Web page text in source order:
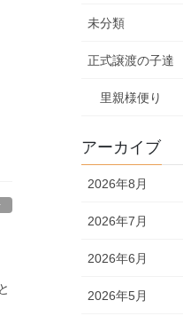
未分類
正式譲渡の子達
里親様便り
アーカイブ
2026年8月
2026年7月
2026年6月
2026年5月